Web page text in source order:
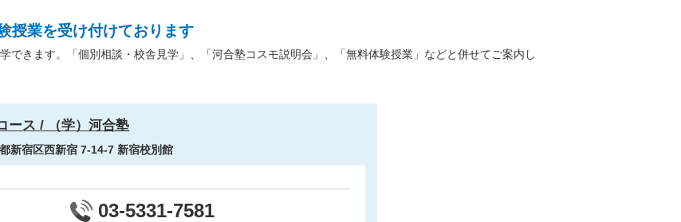
授業を受け付けております
できます。「個別相談・校舎見学」、「河合塾コスモ説明会」、「無料体験授業」などと併せてご案内し
ース / （学）河合塾
新宿区西新宿 7-14-7 新宿校別館
03-5331-7581